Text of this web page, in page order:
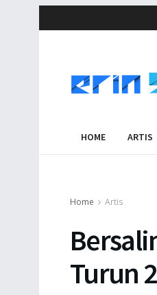
HOME ARTIS
Home Artis
Turun